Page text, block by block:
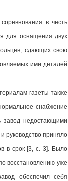
в честь
для оснащения двух
сдающих свою
ими деталей
газеты также
снабжение
завод недостающими
руководство приняло
в срок [3, c. 3]. Было
восстановлению уже
обеспечил себя